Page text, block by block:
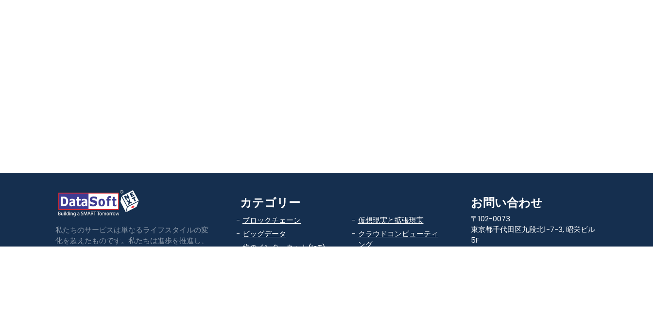
私たちのサービスは単なるライフスタイルの変
化を超えたものです。私たちは進歩を推進し、
カテゴリー
ブロックチェーン
ビッグデータ
物のインターネット(IoT)
仮想現実と拡張現実
クラウドコンピューティ
ング
お問い合わせ
〒102-0073
東京都千代田区九段北1-7-3, 昭栄ビル
5F